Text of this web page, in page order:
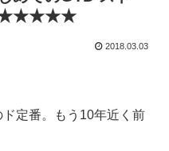
』★★★★★
2018.03.03
定番。もう10年近く前